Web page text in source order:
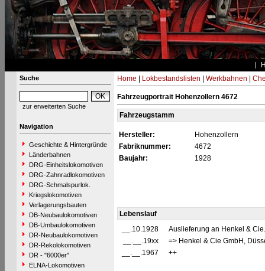
Suche
zur erweiterten Suche
Navigation
Geschichte & Hintergründe
Länderbahnen
DRG-Einheitslokomotiven
DRG-Zahnradlokomotiven
DRG-Schmalspurlok.
Kriegslokomotiven
Verlagerungsbauten
DB-Neubaulokomotiven
DB-Umbaulokomotiven
DR-Neubaulokomotiven
DR-Rekolokomotiven
DR - "6000er"
ELNA-Lokomotiven
Home Lokbestandslisten Werkbahnen
Fahrzeugportrait Hohenzollern 4672
Fahrzeugstamm
Hersteller:
Hohenzollern
Fabriknummer:
4672
Baujahr:
1928
Lebenslauf
__.10.1928
Auslieferung an Henkel &
__.__.19xx
=> Henkel & Cie GmbH,
__.__.1967
++